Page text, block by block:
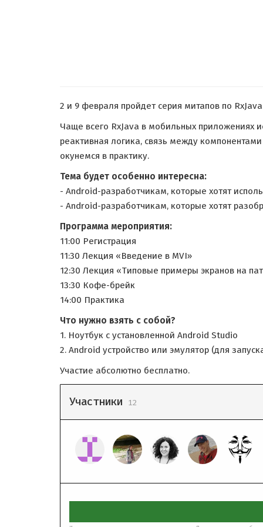
2 и 9 февраля пройдет серия митапов по
Чаще всего RxJava в мобильных приложениях
реактивная логика, связь между
окунемся в практику.
Тема будет особенно интересна:
- Android-разработчикам, которые хотят
- Android-разработчикам, которые хотят
Программа мероприятия:
11:00 Регистрация
11:30 Лекция «Введение в MVI»
12:30 Лекция «Типовые примеры экранов на
13:30 Кофе-брейк
14:00 Практика
Что нужно взять с собой?
1. Ноутбук с установленной Android Studio
2. Android устройство или эмулятор (для
Участие абсолютно бесплатно.
Участники 12